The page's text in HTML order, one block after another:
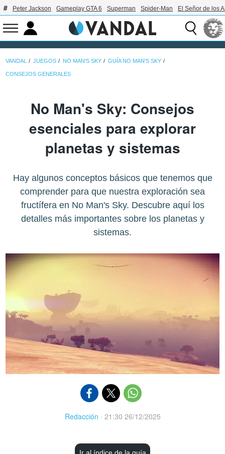
Peter Jackson Gameplay GTA 6 Superman Spider-Man El Señor de los
VANDAL JUEGOS NO MAN'S SKY GUÍA NO MAN'S SKY
CONSEJOS GENERALES
No Man's Sky: Consejos
esenciales para explorar
planetas y sistemas
Hay algunos conceptos básicos que tenemos que
comprender para que nuestra exploración sea
fructífera en No Man's Sky. Descubre aquí los
detalles más importantes sobre los planetas y
sistemas.
Redacción · 21:30 26/12/2025